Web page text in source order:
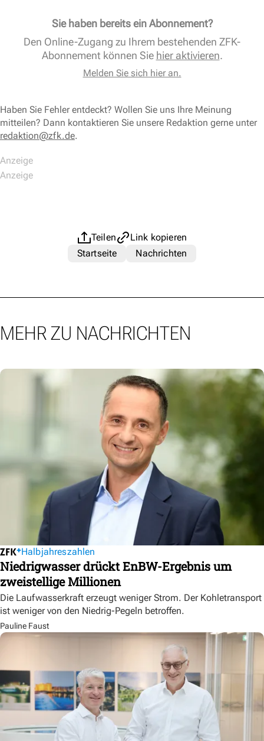
Sie haben bereits ein Abonnement?
Den Online-Zugang zu Ihrem bestehenden ZFK-
Abonnement können Sie hier aktivieren.
Melden Sie sich hier an.
Haben Sie Fehler entdeckt? Wollen Sie uns Ihre Meinung
mitteilen? Dann kontaktieren Sie unsere Redaktion gerne unter
redaktion@zfk.de.
Teilen
Link kopieren
Startseite
Nachrichten
MEHR ZU NACHRICHTEN
Halbjahreszahlen
Niedrigwasser drückt EnBW-Ergebnis um
zweistellige Millionen
Die Laufwasserkraft erzeugt weniger Strom. Der Kohletransport
ist weniger von den Niedrig-Pegeln betroffen.
Pauline Faust